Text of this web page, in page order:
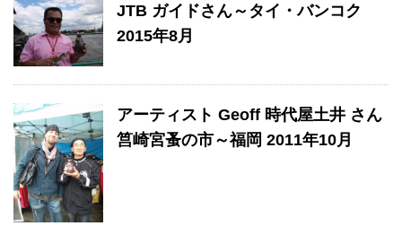
JTB ガイドさん～タイ・バンコク
2015年8月
アーティスト Geoff 時代屋土井 さん
筥崎宮蚤の市～福岡 2011年10月